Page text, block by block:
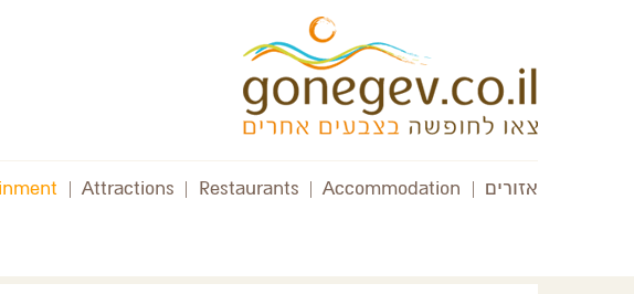
אזורים |
Accommodation
|
Restaurants
|
Attractions
|